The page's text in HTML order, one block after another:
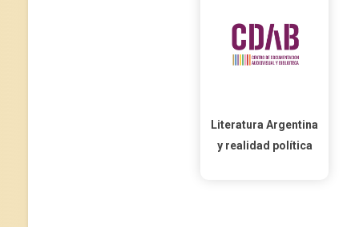
Literatura Argentina
y realidad política